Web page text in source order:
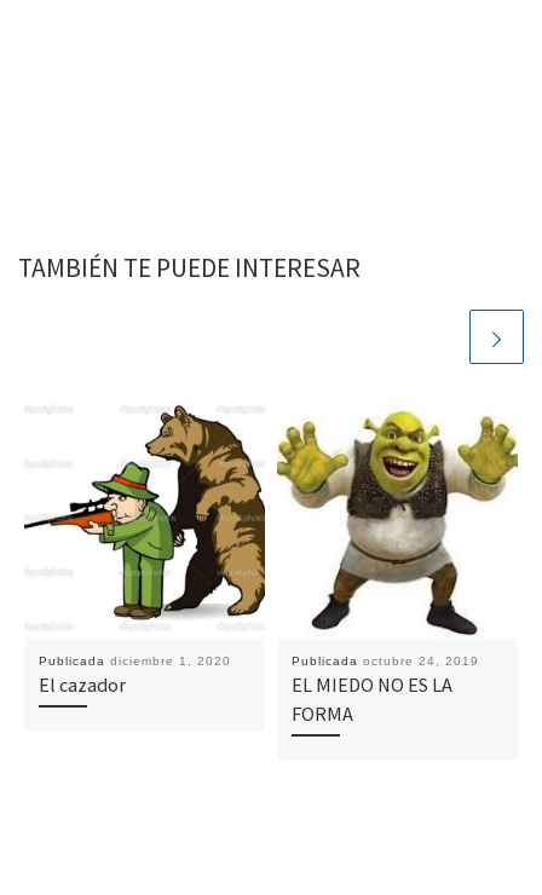
TAMBIÉN TE PUEDE INTERESAR
Publicada diciembre 1, 2020
El cazador
Publicada octubre 24, 2019
EL MIEDO NO ES LA
FORMA